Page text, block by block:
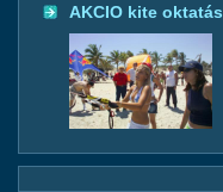
AKCIO kite oktatás